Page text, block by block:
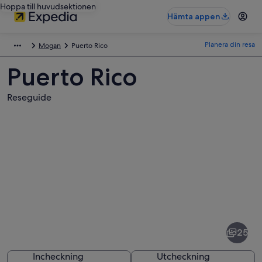
Hoppa till huvudsektionen
Hämta appen
Mogan Puerto Rico Planera din resa
Puerto Rico
Reseguide
25
Incheckning Utcheckning